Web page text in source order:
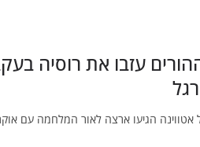
עזבו את רוסיה
הגיעו ארצה לאור המלחמה עם